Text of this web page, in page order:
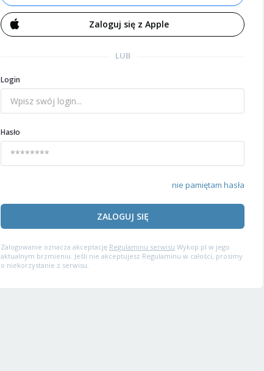
Zaloguj się z Apple
LUB
Login
Hasło
nie pamiętam hasła
ZALOGUJ SIĘ
Zalogowanie oznacza akceptację Regulaminu serwisu Wykop.pl w jego
aktualnym brzmieniu. Jeśli nie akceptujesz Regulaminu w całości, prosimy
o niekorzystanie z serwisu.